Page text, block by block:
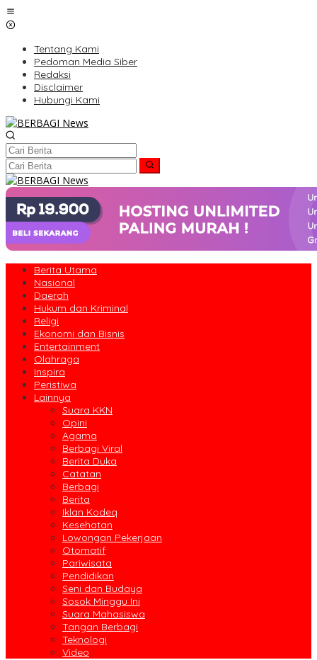
Lewati
ke
Tentang Kami
Pedoman Media Siber
Redaksi
Disclaimer
Hubungi Kami
Berita Utama
Nasional
Daerah
Hukum dan Kriminal
Religi
Ekonomi dan Bisnis
Entertainment
Olahraga
Inspira
Peristiwa
Lainnya
Suara KKN
Opini
Agama
Berbagi Viral
Berita Duka
Catatan
Berbagi
Berita
Iklan Kodeq
Kesehatan
Lowongan Pekerjaan
Otomatif
Pariwisata
Pendidikan
Seni dan Budaya
Sosok Minggu Ini
Suara Mahasiswa
Tangan Berbagi
Teknologi
Video